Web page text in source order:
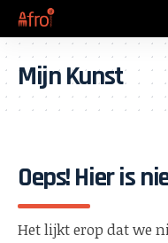
Mijn Kunst
Oeps! Hier is
Het lijkt erop dat we